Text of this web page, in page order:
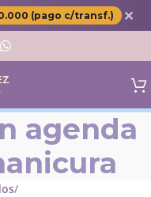
(pago c/transf.) ✕
agenda